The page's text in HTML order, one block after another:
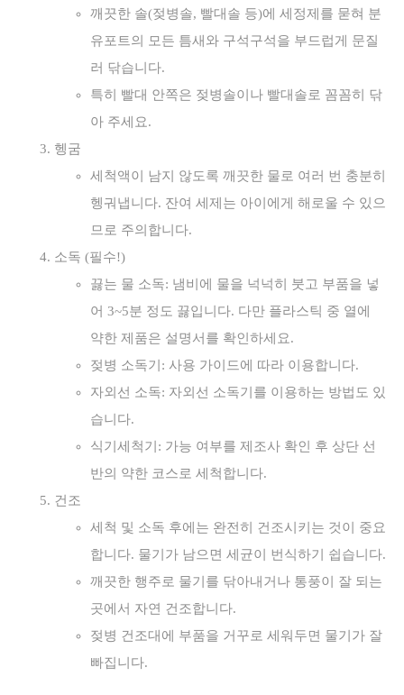
깨끗한 솔(젖병솔, 빨대솔 등)에 세정제를 묻혀 분
유포트의 모든 틈새와 구석구석을 부드럽게 문질
러 닦습니다.
특히 빨대 안쪽은 젖병솔이나 빨대솔로 꼼꼼히 닦
아 주세요.
헹굼
세척액이 남지 않도록 깨끗한 물로 여러 번 충분히
헹궈냅니다. 잔여 세제는 아이에게 해로울 수 있으
므로 주의합니다.
소독 (필수!)
끓는 물 소독: 냄비에 물을 넉넉히 붓고 부품을 넣
어 3~5분 정도 끓입니다. 다만 플라스틱 중 열에
약한 제품은 설명서를 확인하세요.
젖병 소독기: 사용 가이드에 따라 이용합니다.
자외선 소독: 자외선 소독기를 이용하는 방법도 있
습니다.
식기세척기: 가능 여부를 제조사 확인 후 상단 선
반의 약한 코스로 세척합니다.
건조
세척 및 소독 후에는 완전히 건조시키는 것이 중요
합니다. 물기가 남으면 세균이 번식하기 쉽습니다.
깨끗한 행주로 물기를 닦아내거나 통풍이 잘 되는
곳에서 자연 건조합니다.
젖병 건조대에 부품을 거꾸로 세워두면 물기가 잘
빠집니다.